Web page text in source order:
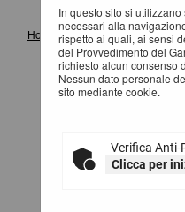
In questo sito si
necessari alla
rispetto ai quali, ai sensi
del Provvedimento del
richiesto alcun consenso
Nessun dato personale
sito mediante cookie.
Verifica Anti-
Clicca per
MAPPA SITO
Home
Informazioni
Accesso area
Istruzioni e manuali
Cookies
Help desk
Atti e documenti di